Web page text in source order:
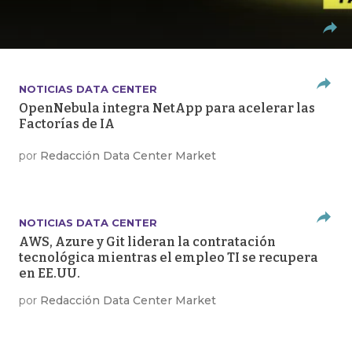
NOTICIAS DATA CENTER
OpenNebula integra NetApp para acelerar las
Factorías de IA
por Redacción Data Center Market
NOTICIAS DATA CENTER
AWS, Azure y Git lideran la contratación
tecnológica mientras el empleo TI se recupera
en EE.UU.
por Redacción Data Center Market